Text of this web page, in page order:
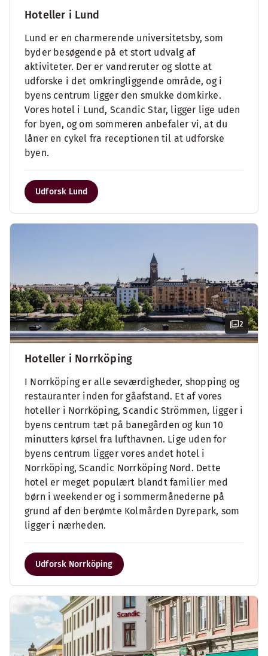
Hoteller i Lund
Lund er en charmerende universitetsby, som
byder besøgende på et stort udvalg af
aktiviteter. Der er vandreruter og slotte at
udforske i det omkringliggende område, og i
byens centrum ligger den smukke domkirke.
Vores hotel i Lund, Scandic Star, ligger lige uden
for byen, og om sommeren anbefaler vi, at du
låner en cykel fra receptionen til at udforske
byen.
Udforsk Lund
2
Hoteller i Norrköping
I Norrköping er alle seværdigheder, shopping og
restauranter inden for gåafstand. Et af vores
hoteller i Norrköping, Scandic Strömmen, ligger i
byens centrum tæt på banegården og kun 10
minutters kørsel fra lufthavnen. Lige uden for
byens centrum ligger vores andet hotel i
Norrköping, Scandic Norrköping Nord. Dette
hotel er meget populært blandt familier med
børn i weekender og i sommermånederne på
grund af den berømte Kolmården Dyrepark, som
ligger i nærheden.
Udforsk Norrköping